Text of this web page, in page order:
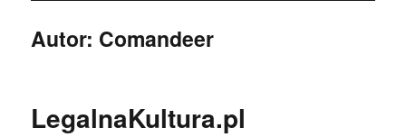
Autor: Comandeer
LegalnaKultura.pl